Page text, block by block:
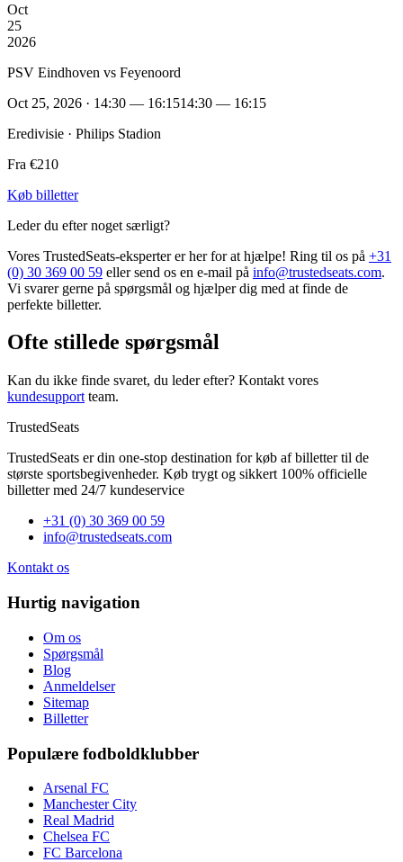
Oct
25
2026
PSV Eindhoven vs Feyenoord
Oct 25, 2026 · 14:30 — 16:1514:30 — 16:15
Eredivisie · Philips Stadion
Fra €210
Køb billetter
Leder du efter noget særligt?
Vores TrustedSeats-eksperter er her for at hjælpe! Ring til os på +31
(0) 30 369 00 59 eller send os en e-mail på info@trustedseats.com.
Vi svarer gerne på spørgsmål og hjælper dig med at finde de
perfekte billetter.
Ofte stillede spørgsmål
Kan du ikke finde svaret, du leder efter? Kontakt vores
kundesupport team.
TrustedSeats
TrustedSeats er din one-stop destination for køb af billetter til de
største sportsbegivenheder. Køb trygt og sikkert 100% officielle
billetter med 24/7 kundeservice
+31 (0) 30 369 00 59
info@trustedseats.com
Kontakt os
Hurtig navigation
Om os
Spørgsmål
Blog
Anmeldelser
Sitemap
Billetter
Populære fodboldklubber
Arsenal FC
Manchester City
Real Madrid
Chelsea FC
FC Barcelona